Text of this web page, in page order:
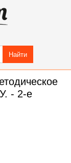
Найти
- 2-е